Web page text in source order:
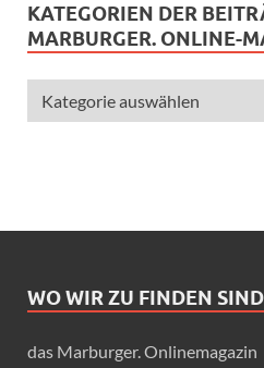
KATEGORIEN DER
MARBURGER. ONLINE-
WO WIR ZU FINDEN SIND
das Marburger. Onlinemagazin